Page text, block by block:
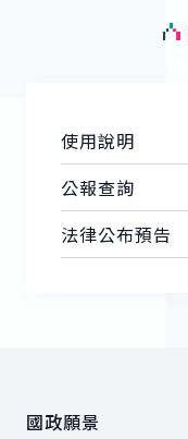
使用說明
公報查詢
法律公布預告
國政願景